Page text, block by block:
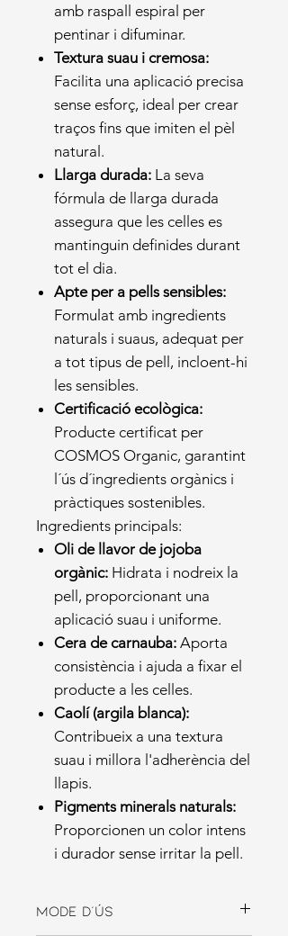
amb raspall espiral per
pentinar i difuminar.
Textura suau i cremosa:
Facilita una aplicació precisa
sense esforç, ideal per crear
traços fins que imiten el pèl
natural.
Llarga durada: La seva
fórmula de llarga durada
assegura que les celles es
mantinguin definides durant
tot el dia.
Apte per a pells sensibles:
Formulat amb ingredients
naturals i suaus, adequat per
a tot tipus de pell, incloent-hi
les sensibles.
Certificació ecològica:
Producte certificat per
COSMOS Organic, garantint
l´ús d´ingredients orgànics i
pràctiques sostenibles.
Ingredients principals:
Oli de llavor de jojoba
orgànic: Hidrata i nodreix la
pell, proporcionant una
aplicació suau i uniforme.
Cera de carnauba: Aporta
consistència i ajuda a fixar el
producte a les celles.
Caolí (argila blanca):
Contribueix a una textura
suau i millora l'adherència del
llapis.
Pigments minerals naturals:
Proporcionen un color intens
i durador sense irritar la pell.
Mode d'ús